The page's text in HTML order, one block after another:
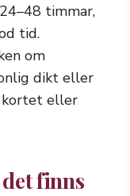
timmar,
tid.
om
dikt eller
kortet eller
finns